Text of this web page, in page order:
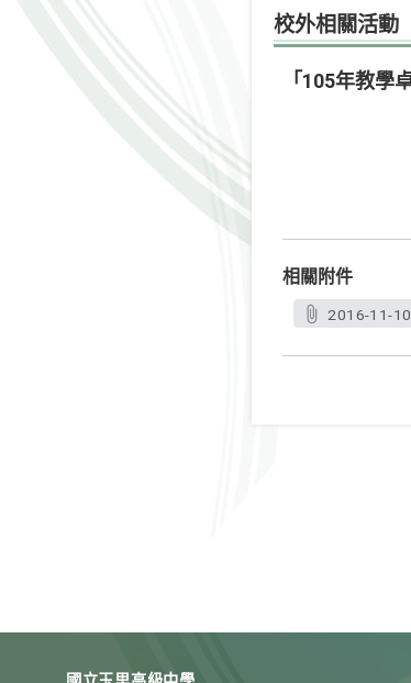
校外相關活動
「105年教學
相關附件
2016-11-